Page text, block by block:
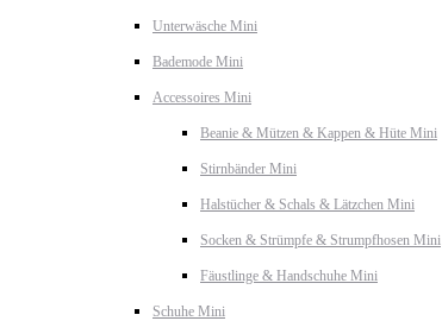
Unterwäsche Mini
Bademode Mini
Accessoires Mini
Beanie & Mützen & Kappen & Hüte Mini
Stirnbänder Mini
Halstücher & Schals & Lätzchen Mini
Socken & Strümpfe & Strumpfhosen Mini
Fäustlinge & Handschuhe Mini
Schuhe Mini